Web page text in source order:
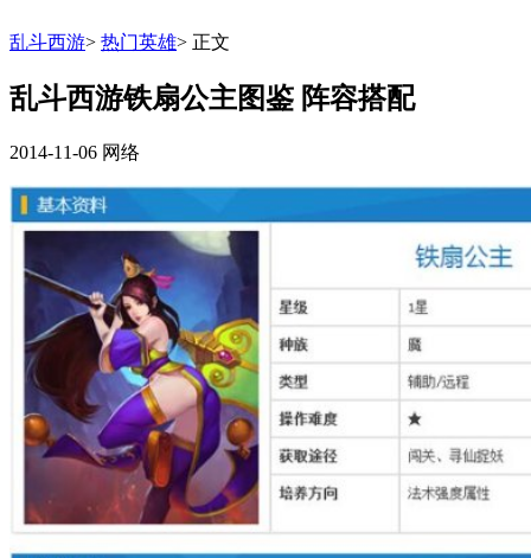
乱斗西游> 热门英雄> 正文
乱斗西游铁扇公主图鉴 阵容搭配
2014-11-06 网络